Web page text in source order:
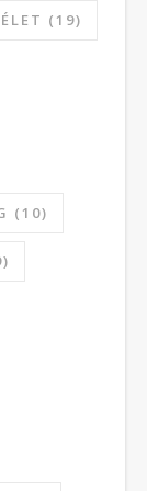
(19)
(10)